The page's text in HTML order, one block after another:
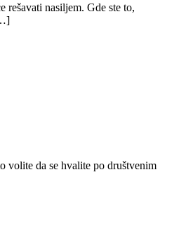
nasiljem. Gde ste to,
volite da se hvalite po društvenim